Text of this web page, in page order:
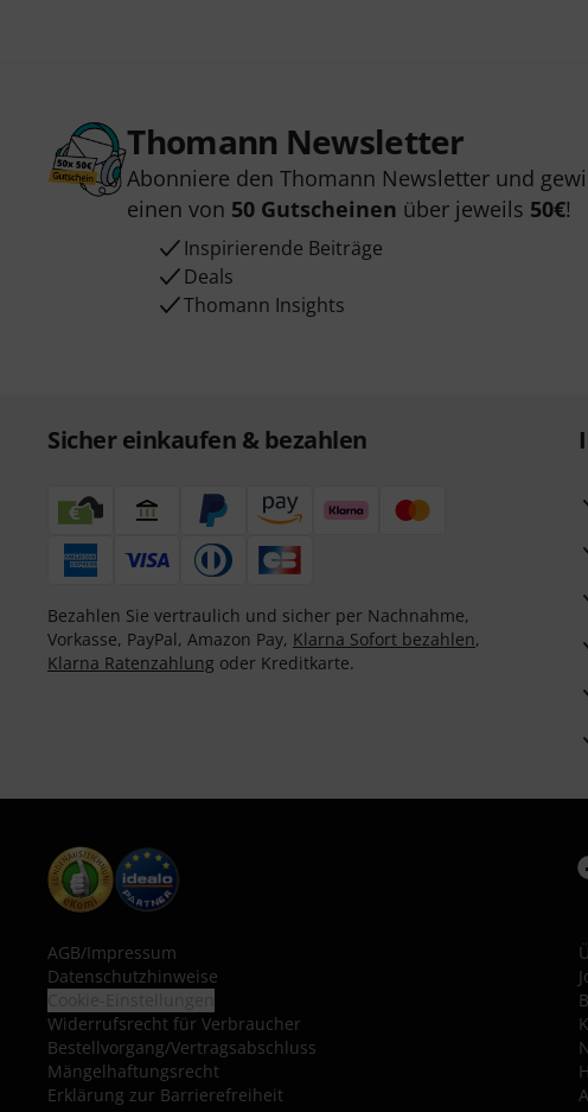
Thomann Newsletter
Abonniere den Thomann Newsletter und
einen von 50 Gutscheinen über jeweils 50€!
Inspirierende Beiträge
Deals
Thomann Insights
Sicher einkaufen & bezahlen
Bezahlen Sie vertraulich und sicher per Nachnahme,
Vorkasse, PayPal, Amazon Pay, Klarna Sofort bezahlen,
Klarna Ratenzahlung oder Kreditkarte.
AGB/Impressum
Datenschutzhinweise
Widerrufsrecht für Verbraucher
Bestellvorgang/Vertragsabschluss
Mängelhaftungsrecht
Erklärung zur Barrierefreiheit